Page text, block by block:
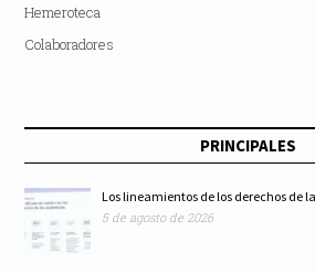
Hemeroteca
Colaboradores
PRINCIPALES
Los lineamientos de los derechos de
5 de agosto de 2026